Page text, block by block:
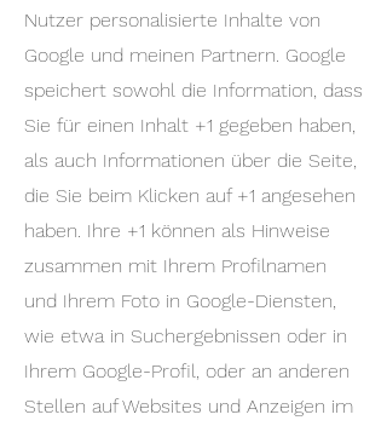
Nutzer personalisierte Inhalte von
Google und meinen Partnern. Google
speichert sowohl die Information, dass
Sie für einen Inhalt +1 gegeben haben,
als auch Informationen über die Seite,
die Sie beim Klicken auf +1 angesehen
haben. Ihre +1 können als Hinweise
zusammen mit Ihrem Profilnamen
und Ihrem Foto in Google-Diensten,
wie etwa in Suchergebnissen oder in
Ihrem Google-Profil, oder an anderen
Stellen auf Websites und Anzeigen im